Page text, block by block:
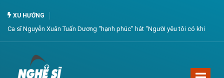
XU HƯỚNG
Ca sĩ Nguyễn Xuân Tuấn Dương “hạnh phúc” hát “Người yêu tôi có khi
còn chưa ra đời”